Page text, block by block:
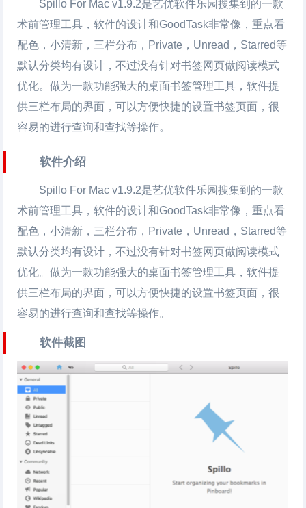
Spillo For Mac v1.9.2是艺优软件乐园搜集到的一款
术前管理工具，软件的设计和GoodTask非常像，重点看
配色，小清新，三栏分布，Private，Unread，Starred等
默认分类均有设计，不过没有针对书签网页做阅读模式
优化。做为一款功能强大的桌面书签管理工具，软件提
供三栏布局的界面，可以方便快捷的设置书签页面，很
容易的进行查询和查找等操作。
软件介绍
Spillo For Mac v1.9.2是艺优软件乐园搜集到的一款
术前管理工具，软件的设计和GoodTask非常像，重点看
配色，小清新，三栏分布，Private，Unread，Starred等
默认分类均有设计，不过没有针对书签网页做阅读模式
优化。做为一款功能强大的桌面书签管理工具，软件提
供三栏布局的界面，可以方便快捷的设置书签页面，很
容易的进行查询和查找等操作。
软件截图